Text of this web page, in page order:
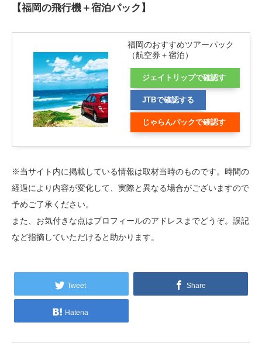
【福岡の飛行機＋宿泊パック】
福岡のおすすめツアーパック
（航空券＋宿泊）
ジェイトリップで確認す
る
JTBで確認する
じゃらんパックで確認す
※当サイト内に掲載している情報は取材当時のものです。時間の
経過により内容が変化して、実際と異なる場合がございますので
予めご了承ください。
また、お気付きな点はプロフィールのアドレスまでどうぞ。誤記
など指摘していただけると助かります。
Tweet Share
Hatena